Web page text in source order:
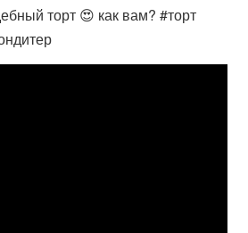
торт 😍 как вам? #торт